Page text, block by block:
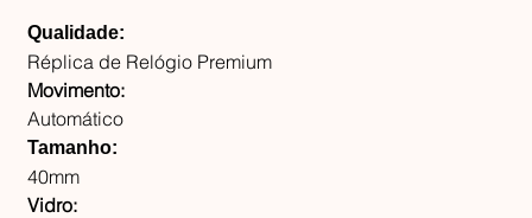
Qualidade:
Réplica de Relógio Premium
Movimento:
Automático
Tamanho:
40mm
Vidro: